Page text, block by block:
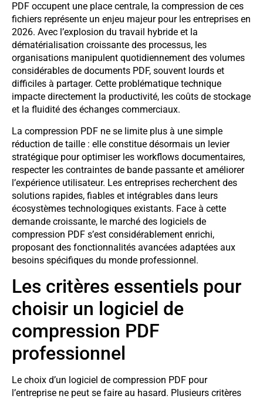
PDF occupent une place centrale, la compression de ces
fichiers représente un enjeu majeur pour les entreprises en
2026. Avec l’explosion du travail hybride et la
dématérialisation croissante des processus, les
organisations manipulent quotidiennement des volumes
considérables de documents PDF, souvent lourds et
difficiles à partager. Cette problématique technique
impacte directement la productivité, les coûts de stockage
et la fluidité des échanges commerciaux.
La compression PDF ne se limite plus à une simple
réduction de taille : elle constitue désormais un levier
stratégique pour optimiser les workflows documentaires,
respecter les contraintes de bande passante et améliorer
l’expérience utilisateur. Les entreprises recherchent des
solutions rapides, fiables et intégrables dans leurs
écosystèmes technologiques existants. Face à cette
demande croissante, le marché des logiciels de
compression PDF s’est considérablement enrichi,
proposant des fonctionnalités avancées adaptées aux
besoins spécifiques du monde professionnel.
Les critères essentiels pour
choisir un logiciel de
compression PDF
professionnel
Le choix d’un logiciel de compression PDF pour
l’entreprise ne peut se faire au hasard. Plusieurs critères